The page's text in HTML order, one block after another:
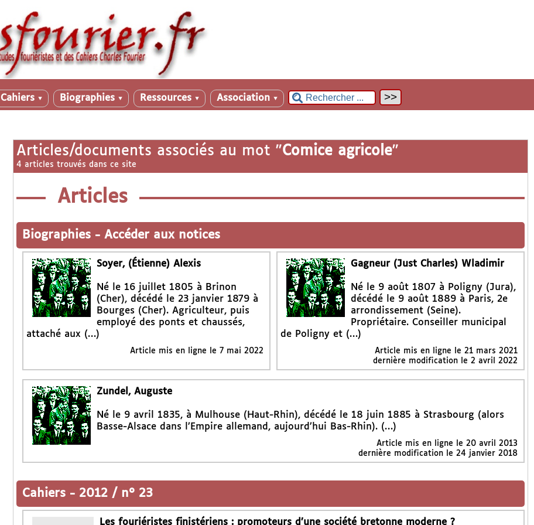
Cahiers ▼ Biographies ▼ Ressources ▼ Association ▼
Articles/documents associés au mot "Comice agricole"
4 articles trouvés dans ce site
Articles
Biographies - Accéder aux notices
Soyer, (Étienne) Alexis
Né le 16 juillet 1805 à Brinon
(Cher), décédé le 23 janvier 1879 à
Bourges (Cher). Agriculteur, puis
employé des ponts et chaussés,
attaché aux (…)
Article mis en ligne le 7 mai 2022
Gagneur (Just Charles) Wladimir
Né le 9 août 1807 à Poligny (Jura),
décédé le 9 août 1889 à Paris, 2e
arrondissement (Seine).
Propriétaire. Conseiller municipal
de Poligny et (…)
Article mis en ligne le21 mars 2021
dernière modification le 2 avril 2022
Zundel, Auguste
Né le 9 avril 1835, à Mulhouse (Haut-Rhin), décédé le 18 juin 1885 à Strasbourg (alors
Basse-Alsace dans l’Empire allemand, aujourd’hui Bas-Rhin). (…)
Article mis en ligne le 20 avril 2013
dernière modification le 24 janvier 2018
Cahiers - 2012 / n° 23
Les fouriéristes finistériens : promoteurs d’une société bretonne moderne ?